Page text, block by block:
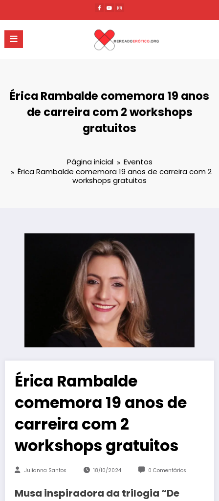
o
conteúdo
Érica Rambalde comemora 19 anos
de carreira com 2 workshops
gratuitos
Página inicial
Eventos
Érica Rambalde comemora 19 anos de carreira com 2
workshops gratuitos
Érica Rambalde
comemora 19 anos de
carreira com 2
workshops gratuitos
Julianna Santos 18/10/2024 0 Comentários
Musa inspiradora da trilogia “De